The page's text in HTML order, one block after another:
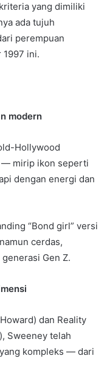
yang dimiliki
ada tujuh
perempuan
1997 ini.
modern
Hollywood
— mirip ikon seperti
dengan energi dan
“Bond girl” versi
cerdas,
Gen Z.
dan Reality
Sweeney telah
kompleks — dari